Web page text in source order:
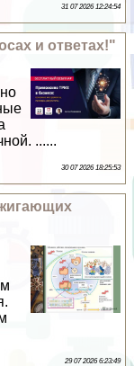
31 07 2026 12:24:54
и ответах!"
......
30 07 2026 18:25:53
29 07 2026 6:23:49